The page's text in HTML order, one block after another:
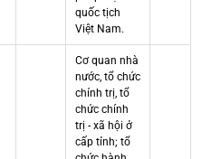
quốc tịch
Việt Nam.
Cơ quan nhà
nước, tổ chức
chính trị, tổ
chức chính
trị - xã hội ở
cấp tỉnh; tổ